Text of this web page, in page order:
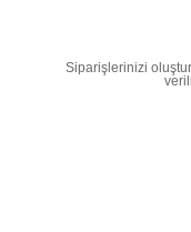
Siparişlerinizi